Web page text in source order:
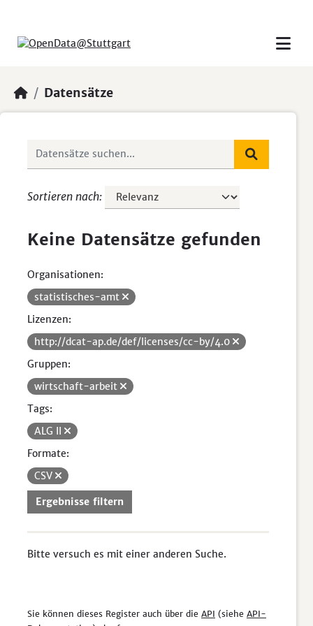
Datensätze
Sortieren nach
Keine Datensätze gefunden
Organisationen:
statistisches-amt
Lizenzen:
http://dcat-ap.de/def/licenses/cc-by/4.0
Gruppen:
wirtschaft-arbeit
Tags:
ALG II
Formate:
CSV
Ergebnisse filtern
Bitte versuch es mit einer anderen Suche.
Sie können dieses Register auch über die API (siehe API-